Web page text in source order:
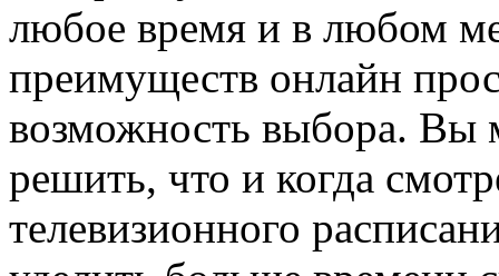
любое время и в любом
преимуществ онлайн
возможность выбора. Вы
решить, что и когда
телевизионного